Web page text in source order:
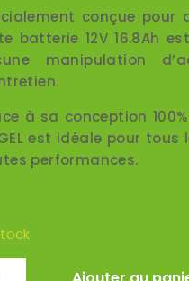
conçue pour
batterie 12V 16.8Ah
manipulation
à sa conception
est idéale pour
performances.